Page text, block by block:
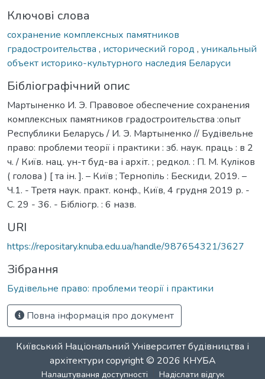
Ключові слова
сохранение комплексных памятников
градостроительства , исторический город , уникальный
объект историко-культурного наследия Беларуси
Бібліографічний опис
Мартыненко И. Э. Правовое обеспечение сохранения
комплексных памятников градостроительства :опыт
Республики Беларусь / И. Э. Мартыненко // Будівельне
право: проблеми теорії і практики : зб. наук. праць : в 2
ч. / Київ. нац. ун-т буд-ва і архіт. ; редкол. : П. М. Куліков
( голова ) [ та ін. ]. – Київ ; Тернопіль : Бескиди, 2019. –
Ч.1. - Третя наук. практ. конф., Київ, 4 грудня 2019 р. -
С. 29 - 36. - Бібліогр. : 6 назв.
URI
https://repositary.knuba.edu.ua/handle/987654321/3627
Зібрання
Будівельне право: проблеми теорії і практики
Повна інформація про документ
Київський Національний Університет будівництва і
архітектури copyright © 2026 КНУБА
Налаштування доступності Надіслати відгук